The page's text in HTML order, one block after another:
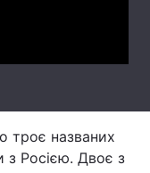
троє названих
з Росією. Двоє з